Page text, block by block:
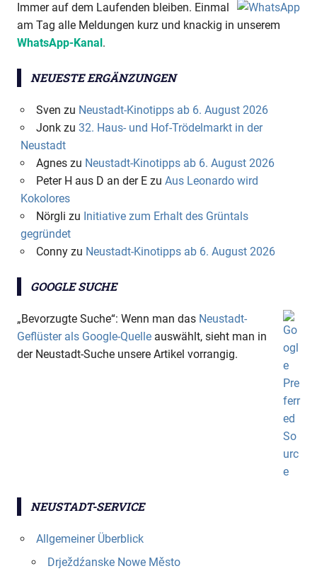
Immer auf dem Laufenden bleiben. Einmal
am Tag alle Meldungen kurz und knackig in unserem
WhatsApp-Kanal .
NEUESTE ERGÄNZUNGEN
Sven zu Neustadt-Kinotipps ab 6. August 2026
Jonkzu 32. Haus- und Hof-Trödelmarkt in der
Neustadt
Agneszu Neustadt-Kinotipps ab 6. August 2026
Peter H aus D an der Ezu Aus Leonardo wird
Kokolores
Nörgli zu Initiative zum Erhalt des Grüntals
gegründet
Connyzu Neustadt-Kinotipps ab 6. August 2026
GOOGLE SUCHE
„Bevorzugte Suche“: Wenn man das Neustadt-
Geflüster als Google-Quelle auswählt, sieht man in
der Neustadt-Suche unsere Artikel vorrangig.
NEUSTADT-SERVICE
Allgemeiner Überblick
Drježdźanske Nowe Město